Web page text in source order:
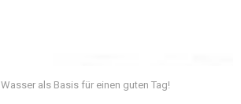
Wasser als Basis für einen guten Tag!